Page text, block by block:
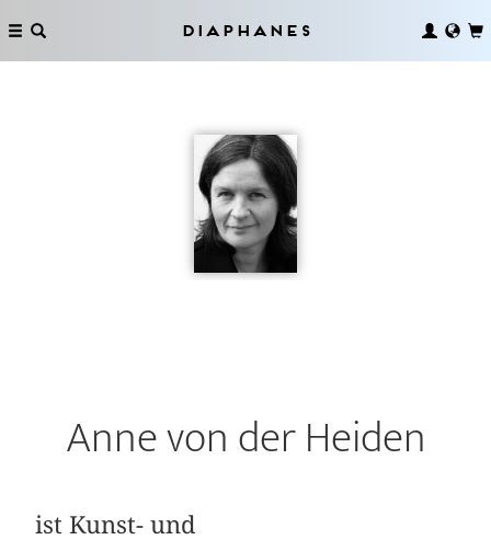
Diaphanes
Anne von der Heiden
ist Kunst- und